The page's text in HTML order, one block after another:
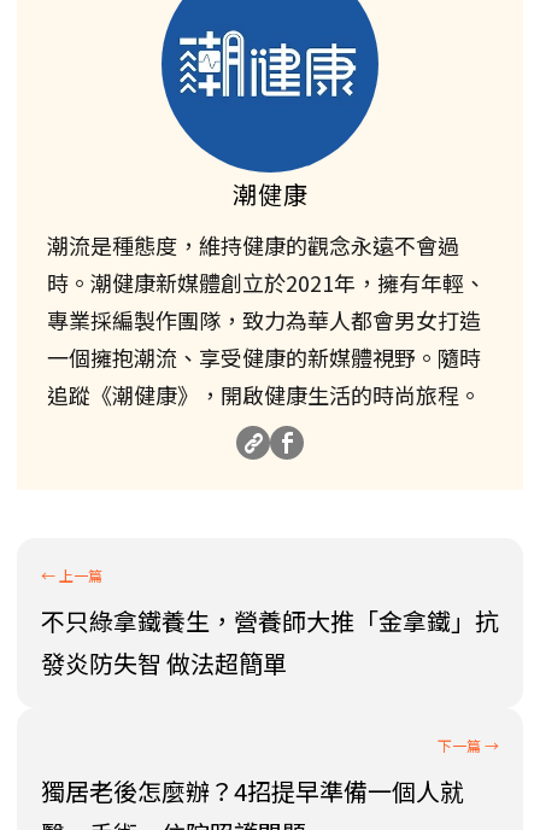
潮健康
潮流是種態度，維持健康的觀念永遠不會過
時。潮健康新媒體創立於2021年，擁有年輕、
專業採編製作團隊，致力為華人都會男女打造
一個擁抱潮流、享受健康的新媒體視野。隨時
追蹤《潮健康》，開啟健康生活的時尚旅程。
不只綠拿鐵養生，營養師大推「金拿鐵」抗
發炎防失智 做法超簡單
獨居老後怎麼辦？4招提早準備一個人就